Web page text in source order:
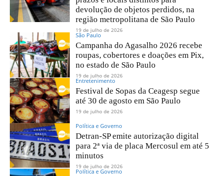
devolução de objetos perdidos, na
região metropolitana de São Paulo
19 de julho de 2026
São Paulo
Campanha do Agasalho 2026 recebe
roupas, cobertores e doações em Pix,
no estado de São Paulo
19 de julho de 2026
Entretenimento
Festival de Sopas da Ceagesp segue
até 30 de agosto em São Paulo
19 de julho de 2026
Política e Governo
Detran-SP emite autorização digital
para 2ª via de placa Mercosul em até 5
minutos
19 de julho de 2026
Política e Governo